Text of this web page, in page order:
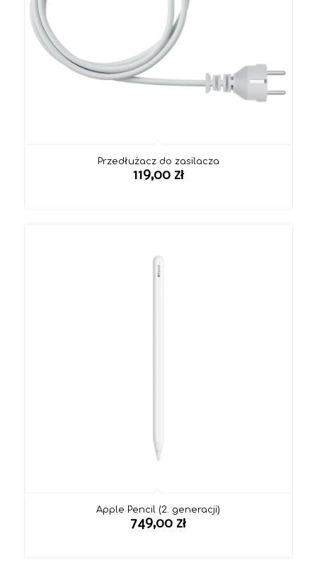
Przedłużacz do zasilacza
119,00 zł
Apple Pencil (2. generacji)
749,00 zł